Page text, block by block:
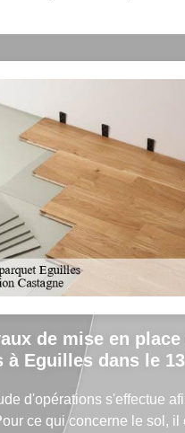
de mise en
Eguilles dans le
d'opérations s'effectue
ce qui concerne le sol, il